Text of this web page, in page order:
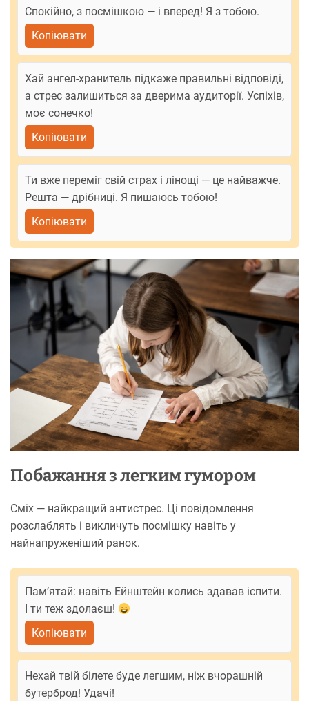
Спокійно, з посмішкою — і вперед! Я з тобою.
Копіювати
Хай ангел-хранитель підкаже правильні відповіді,
а стрес залишиться за дверима аудиторії. Успіхів,
моє сонечко!
Копіювати
Ти вже переміг свій страх і лінощі — це найважче.
Решта — дрібниці. Я пишаюсь тобою!
Копіювати
Побажання з легким гумором
Сміх — найкращий антистрес. Ці повідомлення
розслаблять і викличуть посмішку навіть у
найнапруженіший ранок.
Пам’ятай: навіть Ейнштейн колись здавав іспити.
І ти теж здолаєш!
Копіювати
Нехай твій білете буде легшим, ніж вчорашній
бутерброд! Удачі!